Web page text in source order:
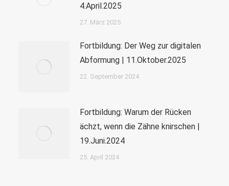
4.April.2025
27. März 2025
Fortbildung: Der Weg zur digitalen
Abformung | 11.Oktober.2025
22. September 2024
Fortbildung: Warum der Rücken
ächzt, wenn die Zähne knirschen |
19.Juni.2024
25. April 2024